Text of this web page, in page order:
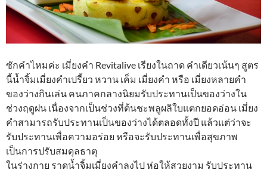
ซักคำไหมค่ะ เมี่ยงคำ Revitalive เรียงในถาด คำเดียวเน้นๆ สูตร
นี้น้ำจิ้มเมี่ยงคำเปรี้ยว หวาน เค็ม เมี่ยงคำ หรือ เมี่ยงหลายคำ
ของว่างกินเล่น คนภาคกลางนิยมรับประทานเป็นของว่างใน
ช่วงฤดูฝน เนื่องจากเป็นช่วงที่ต้นชะพลูผลิใบแตกยอดอ่อน เมี่ยง
คำสามารถรับประทานเป็นของว่างได้ตลอดทั้งปี แล้วแต่ว่าจะ
รับประทานเพื่อความอร่อย หรือจะรับประทานเพื่อสุขภาพ
เป็นการปรับสมดุลธาตุ
ในร่างกาย ราดน้ำจิ้มเมี่ยงคำลงไป ห่อให้สวยงาม รับประทาน